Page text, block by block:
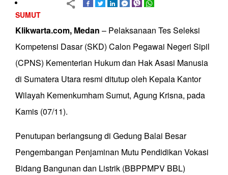
SUMUT
Klikwarta.com, Medan – Pelaksanaan Tes Seleksi
Kompetensi Dasar (SKD) Calon Pegawai Negeri Sipil
(CPNS) Kementerian Hukum dan Hak Asasi Manusia
di Sumatera Utara resmi ditutup oleh Kepala Kantor
Wilayah Kemenkumham Sumut, Agung Krisna, pada
Kamis (07/11).
Penutupan berlangsung di Gedung Balai Besar
Pengembangan Penjaminan Mutu Pendidikan Vokasi
Bidang Bangunan dan Listrik (BBPPMPV BBL)